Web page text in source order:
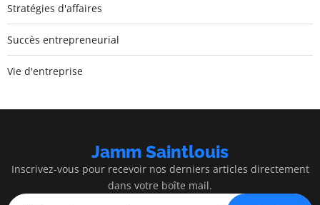
Stratégies d'affaires
Succès entrepreneurial
Vie d'entreprise
Jamm Saintlouis
Inscrivez-vous pour recevoir nos derniers articles directement
dans votre boîte mail.